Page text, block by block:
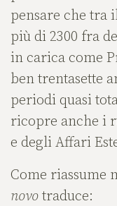
pensare che tra
più di 2300 fra
in carica come
ben trentasette
periodi quasi
ricopre anche i
e degli Affari
Come riassume
novo traduce: